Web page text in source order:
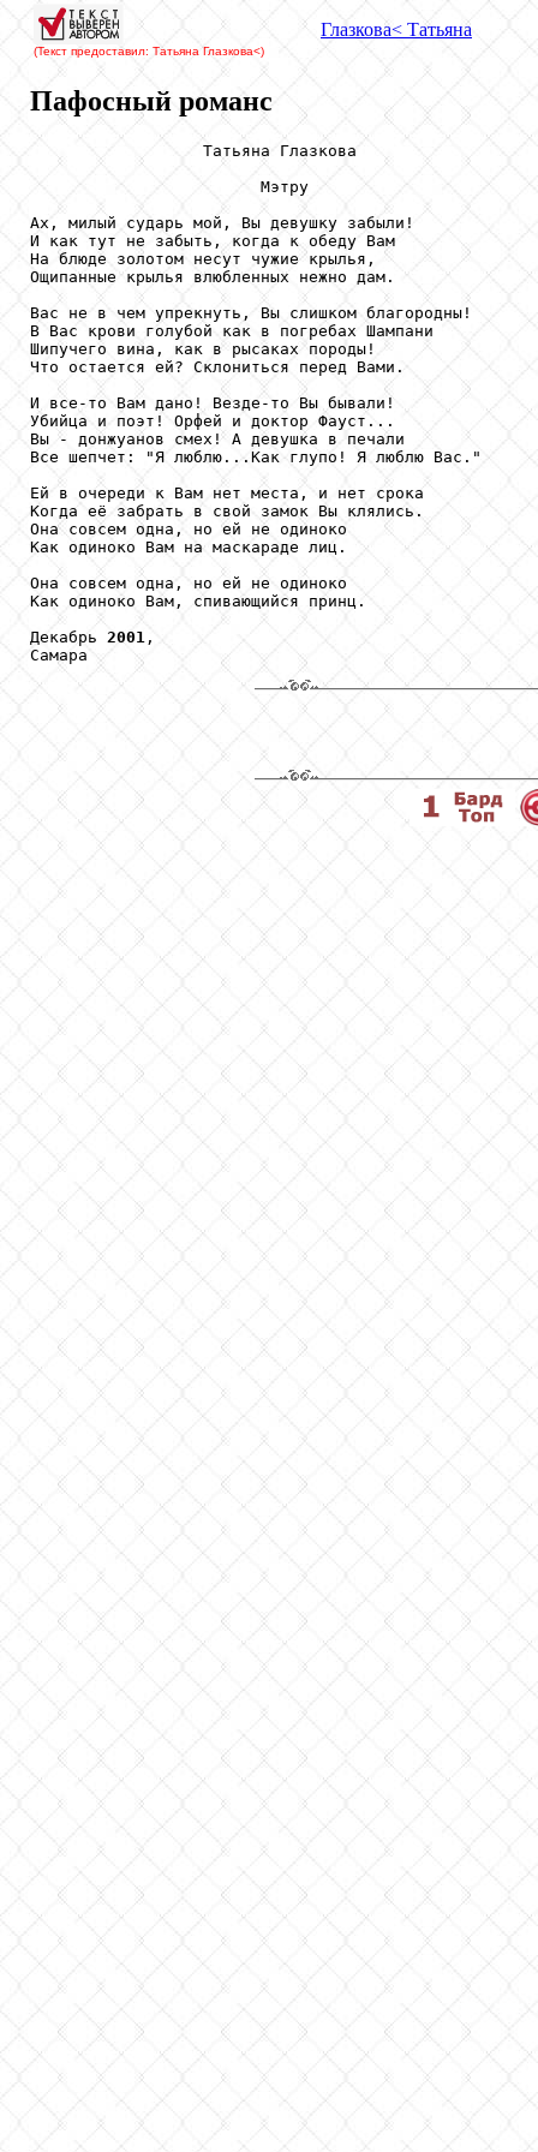
(Текст предоставил: Татьяна Глазкова<)
Глазкова< Татьяна
Пафосный романс
                  Татьяна Глазкова
                        Мэтру
Ах, милый сударь мой, Вы девушку забыли!
И как тут не забыть, когда к обеду Вам
На блюде золотом несут чужие крылья,
Ощипанные крылья влюбленных нежно дам.
Вас не в чем упрекнуть, Вы слишком благородны!
В Вас крови голубой как в погребах Шампани
Шипучего вина, как в рысаках породы!
Что остается ей? Склониться перед Вами.
И все-то Вам дано! Везде-то Вы бывали!
Убийца и поэт! Орфей и доктор Фауст...
Вы - донжуанов смех! А девушка в печали
Все шепчет: "Я люблю...Как глупо! Я люблю Вас."
Ей в очереди к Вам нет места, и нет срока
Когда её забрать в свой замок Вы клялись.
Она совсем одна, но ей не одиноко
Как одиноко Вам на маскараде лиц.
Она совсем одна, но ей не одиноко
Как одиноко Вам, спивающийся принц.
Декабрь 2001 ,
Самара